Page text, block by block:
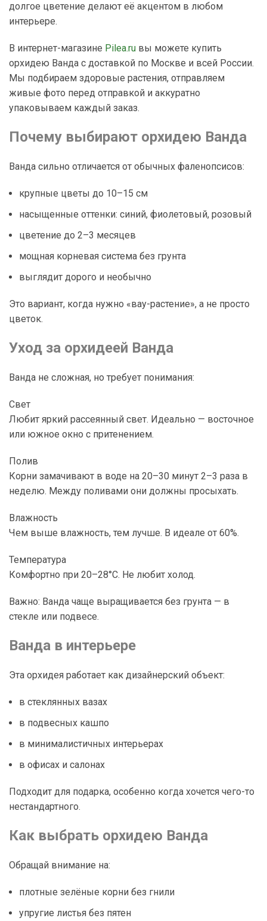
долгое цветение делают её акцентом в любом
интерьере.
В интернет-магазине Pilea.ru вы можете купить
орхидею Ванда с доставкой по Москве и всей России.
Мы подбираем здоровые растения, отправляем
живые фото перед отправкой и аккуратно
упаковываем каждый заказ.
Почему выбирают орхидею Ванда
Ванда сильно отличается от обычных фаленопсисов:
крупные цветы до 10–15 см
насыщенные оттенки: синий, фиолетовый, розовый
цветение до 2–3 месяцев
мощная корневая система без грунта
выглядит дорого и необычно
Это вариант, когда нужно «вау-растение», а не просто
цветок.
Уход за орхидеей Ванда
Ванда не сложная, но требует понимания:
Свет
Любит яркий рассеянный свет. Идеально — восточное
или южное окно с притенением.
Полив
Корни замачивают в воде на 20–30 минут 2–3 раза в
неделю. Между поливами они должны просыхать.
Влажность
Чем выше влажность, тем лучше. В идеале от 60%.
Температура
Комфортно при 20–28°C. Не любит холод.
Важно: Ванда чаще выращивается без грунта — в
стекле или подвесе.
Ванда в интерьере
Эта орхидея работает как дизайнерский объект:
в стеклянных вазах
в подвесных кашпо
в минималистичных интерьерах
в офисах и салонах
Подходит для подарка, особенно когда хочется чего-то
нестандартного.
Как выбрать орхидею Ванда
Обращай внимание на:
плотные зелёные корни без гнили
упругие листья без пятен